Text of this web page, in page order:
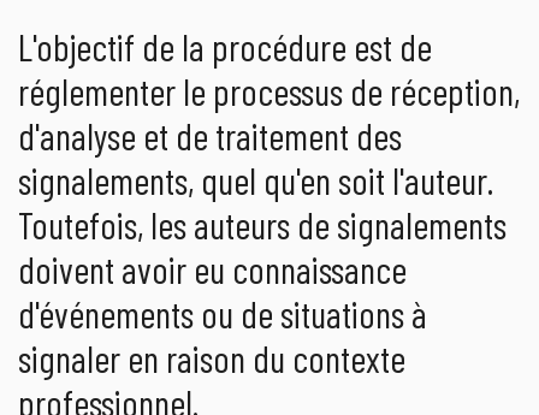
L'objectif de la procédure est de
réglementer le processus de réception,
d'analyse et de traitement des
signalements, quel qu'en soit l'auteur.
Toutefois, les auteurs de signalements
doivent avoir eu connaissance
d'événements ou de situations à
signaler en raison du contexte
professionnel.